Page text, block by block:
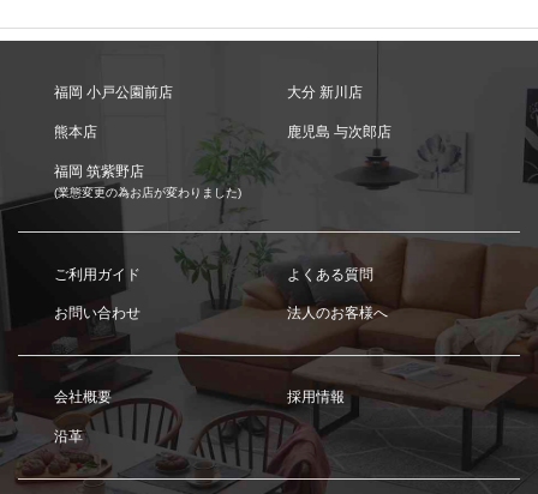
福岡 小戸公園前店 大分 新川店
熊本店 鹿児島 与次郎店
福岡 筑紫野店
(業態変更の為お店が変わりました)
ご利用ガイド よくある質問
お問い合わせ 法人のお客様へ
会社概要 採用情報
沿革